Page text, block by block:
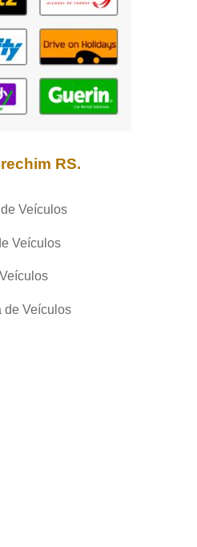
RS.
Veículos
Veículos
de Veículos